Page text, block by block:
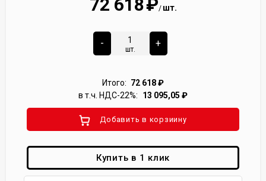
72 618₽/ шт.
-
шт.
+
Итого: 72 618₽
в т.ч. НДС-22%:
13 095,05 ₽
Добавить в корзиину
Купить в 1 клик